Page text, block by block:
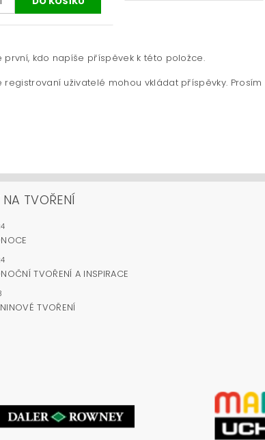
první, kdo napíše příspěvek k této položce.
registrovaní uživatelé mohou vkládat příspěvky. Prosím
NA TVOŘENÍ
TVOŘENÍ A INSPIRACE
TVOŘENÍ